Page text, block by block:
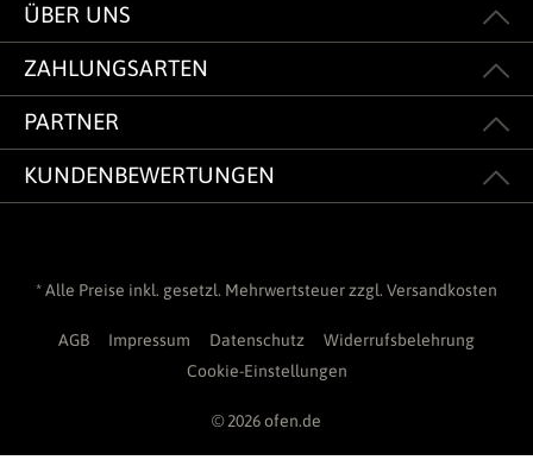
ÜBER UNS
ZAHLUNGSARTEN
PARTNER
KUNDENBEWERTUNGEN
* Alle Preise inkl. gesetzl. Mehrwertsteuer zzgl. Versandkosten
AGB Impressum Datenschutz
Widerrufsbelehrung
Cookie-Einstellungen
© 2026 ofen.de